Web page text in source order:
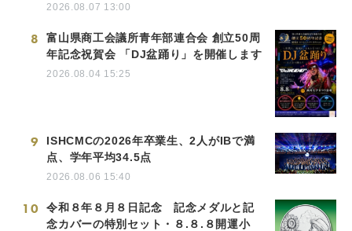
2026.08.07 13:00
8
富山県商工会議所青年部連合会 創立50周
年記念祝賀会 「DJ盆踊り」を開催します
2026.08.04 15:25
9
ISHCMCの2026年卒業生、2人がIBで満
点、学年平均34.5点
2026.08.06 15:40
10
令和８年８月８日記念 記念メダルと記
念カバーの特別セット・８.８.８開運小